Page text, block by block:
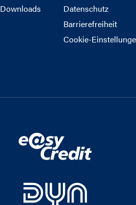
Downloads
Datenschutz
Barrierefreiheit
Cookie-